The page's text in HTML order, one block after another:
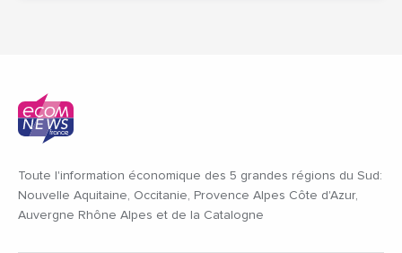
Toute l'information économique des 5 grandes régions du Sud:
Nouvelle Aquitaine, Occitanie, Provence Alpes Côte d'Azur,
Auvergne Rhône Alpes et de la Catalogne